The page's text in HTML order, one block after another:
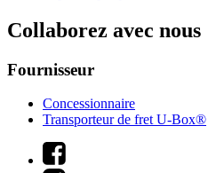
Collaborez avec nous
Fournisseur
Concessionnaire
Transporteur de fret U-Box®